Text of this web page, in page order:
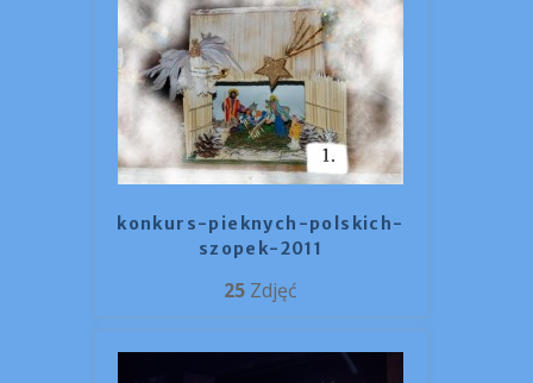
konkurs-pieknych-polskich-
szopek-2011
25 Zdjęć